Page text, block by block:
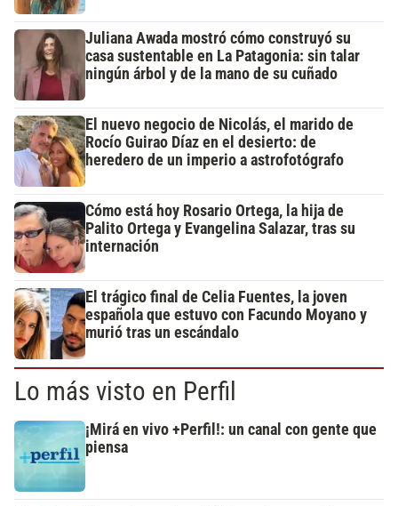
Juliana Awada mostró cómo construyó su
casa sustentable en La Patagonia: sin talar
ningún árbol y de la mano de su cuñado
El nuevo negocio de Nicolás, el marido de
Rocío Guirao Díaz en el desierto: de
heredero de un imperio a astrofotógrafo
Cómo está hoy Rosario Ortega, la hija de
Palito Ortega y Evangelina Salazar, tras su
internación
El trágico final de Celia Fuentes, la joven
española que estuvo con Facundo Moyano y
murió tras un escándalo
Lo más visto en Perfil
¡Mirá en vivo +Perfil!: un canal con gente que
piensa